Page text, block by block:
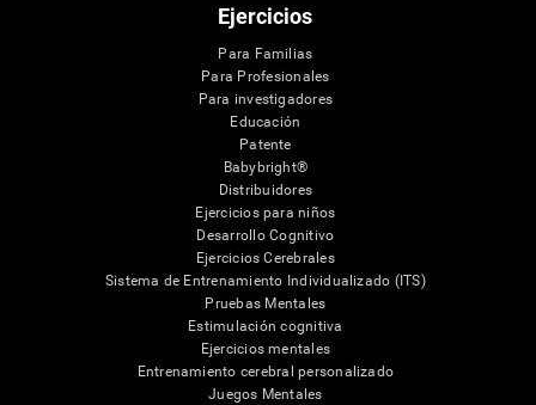
Ejercicios
Para Familias
Para Profesionales
Para investigadores
Educación
Patente
Babybright®
Distribuidores
Ejercicios para niños
Desarrollo Cognitivo
Ejercicios Cerebrales
Sistema de Entrenamiento Individualizado (ITS)
Pruebas Mentales
Estimulación cognitiva
Ejercicios mentales
Entrenamiento cerebral personalizado
Juegos Mentales